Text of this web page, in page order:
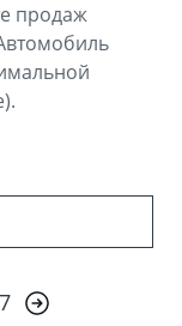
продаж